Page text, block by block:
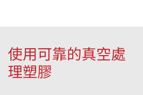
使用可靠的真空處
理塑膠